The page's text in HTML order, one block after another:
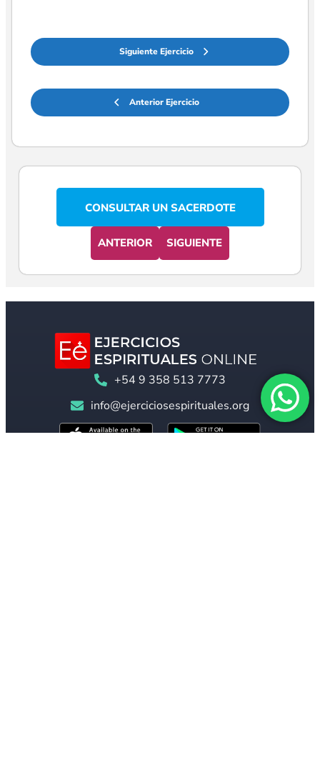
Anterior Ejercicio
Siguiente Ejercicio
CONSULTAR UN SACERDOTE
ANTERIOR SIGUIENTE
+54 9 358 513 7773
info@ejerciciosespirituales.org